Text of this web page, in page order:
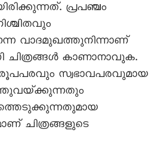
പ്രപഞ്ചം
വാദമുഖത്തുനിന്നാണ്‌
കാണാനാവുക.
സ്വഭാവപരവുമായ
ചിത്രങ്ങളുടെ